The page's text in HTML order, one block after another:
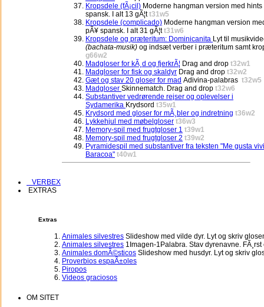
Kropsdele (fÃ¡cil) Moderne hangman version med hints
spansk. I alt 13 gÃ¦tt31w5
Kropsdele (complicado) Moderne hangman version
pÃ¥ spansk. I alt 31 gÃ¦tt31w6
Kropsdele og præteritum: Dominicanita Lyt til
(bachata-musik) og indsæt verber i præteritum samt
g66w2
Madgloser for kÃ¸d og fjerkrÃ¦ Drag and drop t32w1
Madgloser for fisk og skaldyr Drag and drop t32w2
Gæt og stav 20 gloser for mad Adivina-palabras t32w5
Madgloser Skinnematch. Drag and drop t32w6
Substantiver vedrørende rejser og oplevelser i
Sydamerika Krydsord t35w1
Krydsord med gloser for mÃ¸bler og indretning t36w2
Lykkehjul med møbelgloser t36w3
Memory-spil med frugtgloser 1 t39w1
Memory-spil med frugtgloser 2 t39w2
Pyramidespil med substantiver fra teksten "Me gusta
Baracoa" t40w1
VERBEX
EXTRAS
Extras
Animales silvestres Slideshow med vilde dyr. Lyt og skriv
Animales silvestres 1Imagen-1Palabra. Stav dyrenavne.
Animales domÃ©sticos Slideshow med husdyr. Lyt og skriv
Proverbios espaÃ±oles
Piropos
Videos graciosos
OM SITET